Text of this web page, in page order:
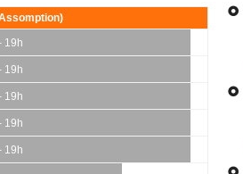
19h
19h
19h
19h
19h